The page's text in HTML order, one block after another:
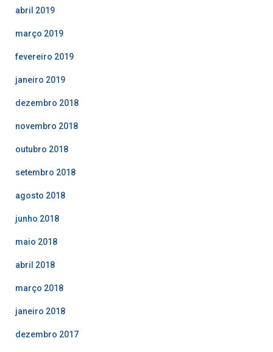
abril 2019
março 2019
fevereiro 2019
janeiro 2019
dezembro 2018
novembro 2018
outubro 2018
setembro 2018
agosto 2018
junho 2018
maio 2018
abril 2018
março 2018
janeiro 2018
dezembro 2017